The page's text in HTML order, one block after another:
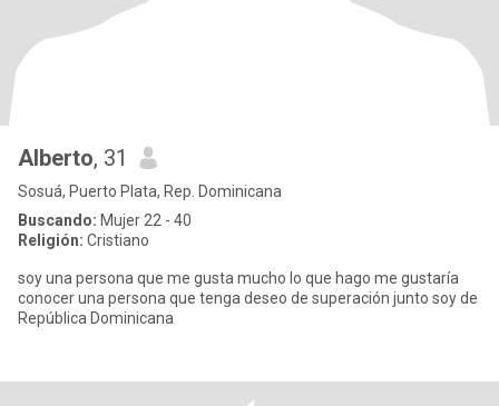
Alberto, 31
Sosuá, Puerto Plata, Rep. Dominicana
Buscando: Mujer 22 - 40
Religión: Cristiano
soy una persona que me gusta mucho lo que hago me gustaría
conocer una persona que tenga deseo de superación junto soy de
República Dominicana